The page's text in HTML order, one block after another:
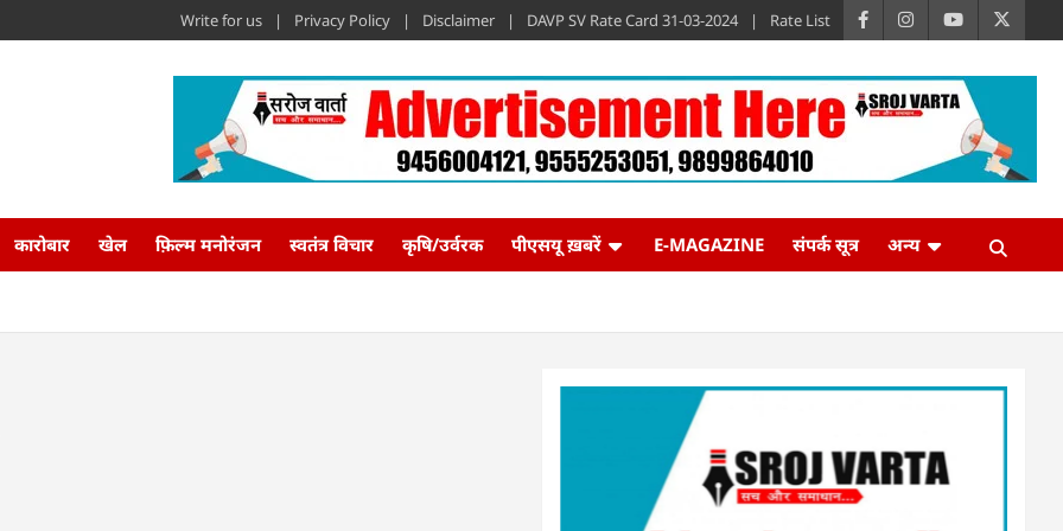
Write for us Privacy Policy Disclaimer DAVP SV Rate Card 31-03-2024 Rate List
कारोबार खेल फ़िल्म मनोरंजन स्वतंत्र विचार कृषि/उर्वरक पीएसयू ख़बरें E-MAGAZINE संपर्क सूत्र अन्य